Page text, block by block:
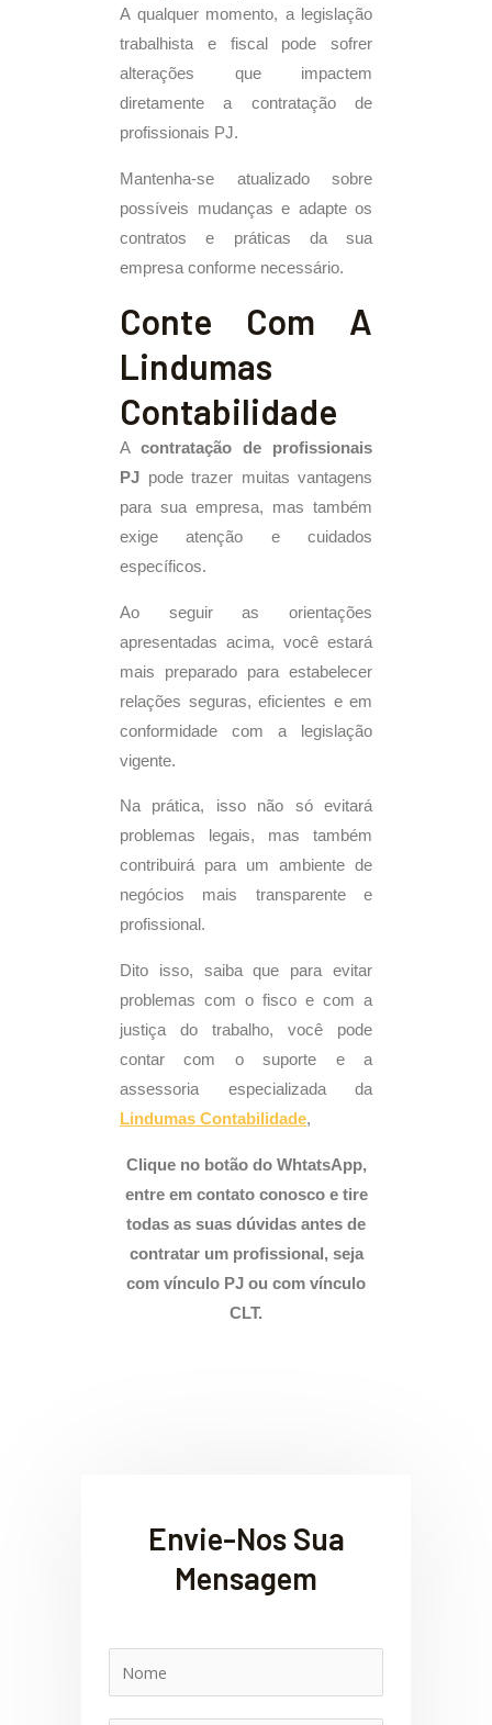
A qualquer momento, a legislação
trabalhista e fiscal pode sofrer
alterações que impactem
diretamente a contratação de
profissionais PJ.
Mantenha-se atualizado sobre
possíveis mudanças e adapte os
contratos e práticas da sua
empresa conforme necessário.
Conte Com A
Lindumas
Contabilidade
A contratação de profissionais
PJ pode trazer muitas vantagens
para sua empresa, mas também
exige atenção e cuidados
específicos.
Ao seguir as orientações
apresentadas acima, você estará
mais preparado para estabelecer
relações seguras, eficientes e em
conformidade com a legislação
vigente.
Na prática, isso não só evitará
problemas legais, mas também
contribuirá para um ambiente de
negócios mais transparente e
profissional.
Dito isso, saiba que para evitar
problemas com o fisco e com a
justiça do trabalho, você pode
contar com o suporte e a
assessoria especializada da
Lindumas Contabilidade,
Clique no botão do WhtatsApp,
entre em contato conosco e tire
todas as suas dúvidas antes de
contratar um profissional, seja
com vínculo PJ ou com vínculo
CLT.
Envie-Nos Sua
Mensagem
o
m